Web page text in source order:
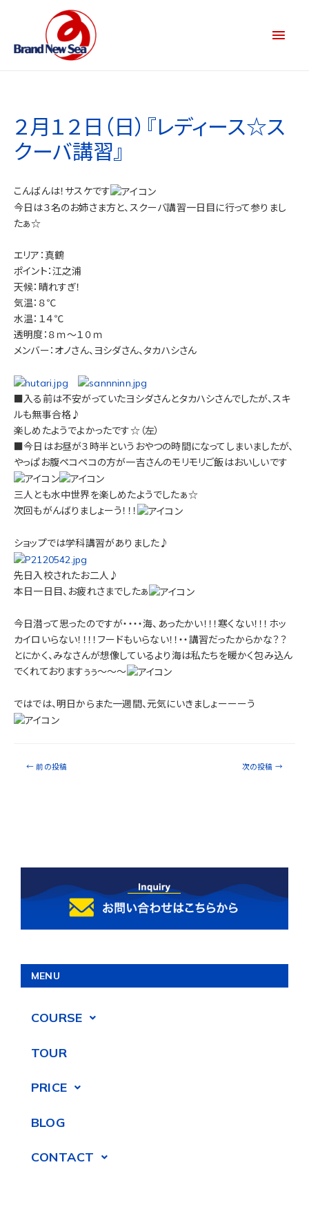
２月１２日（日）『レディース☆ス
クーバ講習』
こんばんは！サスケです
今日は３名のお姉さま方と、スクーバ講習一日目に行って参りまし
たぁ☆
エリア：真鶴
ポイント：江之浦
天候：晴れすぎ！
気温：８℃
水温：１４℃
透明度：８ｍ～１０ｍ
メンバー：オノさん、ヨシダさん、タカハシさん
■入る前は不安がっていたヨシダさんとタカハシさんでしたが、スキ
ルも無事合格♪
楽しめたようでよかったです☆（左）
■今日はお昼が３時半というおやつの時間になってしまいましたが、
やっぱお腹ペコペコの方が一吉さんのモリモリご飯はおいしいです
三人とも水中世界を楽しめたようでしたぁ☆
次回もがんばりましょーう！！！
ショップでは学科講習がありました♪
先日入校されたお二人♪
本日一日目、お疲れさまでしたぁ
今日潜って思ったのですが・・・・海、あったかい！！！寒くない！！！ホッ
カイロいらない！！！！フードもいらない！！・・講習だったからかな？？
とにかく、みなさんが想像しているより海は私たちを暖かく包み込ん
でくれておりますぅぅ～～～
ではでは、明日からまた一週間、元気にいきましょーーーう
← 前の投稿 次の投稿 →
MENU
COURSE
TOUR
PRICE
BLOG
CONTACT